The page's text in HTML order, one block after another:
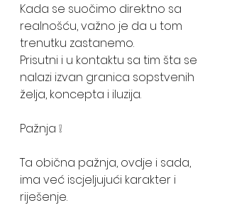
Kada se suočimo direktno sa
realnošću, važno je da u tom
trenutku zastanemo.
Prisutni i u kontaktu sa tim šta se
nalazi izvan granica sopstvenih
želja, koncepta i iluzija.
Pažnja ❕
Ta obična pažnja, ovdje i sada,
ima već iscjeljujući karakter i
riješenje.